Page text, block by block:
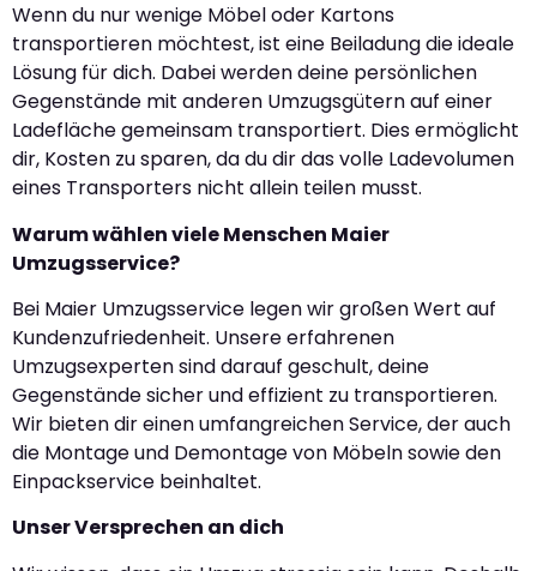
Wenn du nur wenige Möbel oder Kartons
transportieren möchtest, ist eine Beiladung die ideale
Lösung für dich. Dabei werden deine persönlichen
Gegenstände mit anderen Umzugsgütern auf einer
Ladefläche gemeinsam transportiert. Dies ermöglicht
dir, Kosten zu sparen, da du dir das volle Ladevolumen
eines Transporters nicht allein teilen musst.
Warum wählen viele Menschen Maier
Umzugsservice?
Bei Maier Umzugsservice legen wir großen Wert auf
Kundenzufriedenheit. Unsere erfahrenen
Umzugsexperten sind darauf geschult, deine
Gegenstände sicher und effizient zu transportieren.
Wir bieten dir einen umfangreichen Service, der auch
die Montage und Demontage von Möbeln sowie den
Einpackservice beinhaltet.
Unser Versprechen an dich